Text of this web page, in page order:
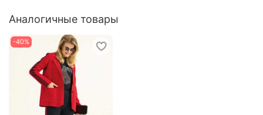
Аналогичные товары
-40%